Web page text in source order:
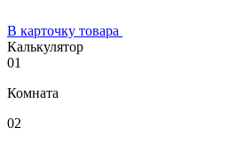
В карточку товара
Калькулятор
01
Комната
02